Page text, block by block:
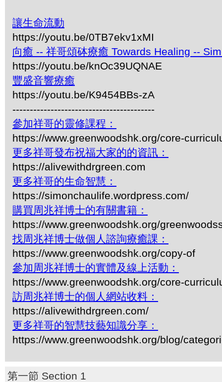
讓生命流動
https://youtu.be/0TB7ekv1xMI
向癒 -- 祥哥頌砵療癒 Towards Healing --
https://youtu.be/knOc39UQNAE
豐盛音響療癒
https://youtu.be/K9454BBs-zA
-----------------------------------------
參加祥哥的靈修課程：
https://www.greenwoodshk.org/core-
更多祥哥發布祝福大家的的資訊：
https://alivewithdrgreen.com
更多祥哥的生命智慧：
https://simonchaulife.wordpress.com/
購買周兆祥博士的有關書籍：
https://www.greenwoodshk.org/
找周兆祥博士做個人諮詢療癒課：
https://www.greenwoodshk.org/copy-of
參加周兆祥博士的實體及線上活動：
https://www.greenwoodshk.org/core-
訪周兆祥博士的個人網站收料：
https://alivewithdrgreen.com/
更多祥哥的智慧技藝知識分享：
https://www.greenwoodshk.org/blog/
第一節 Section 1